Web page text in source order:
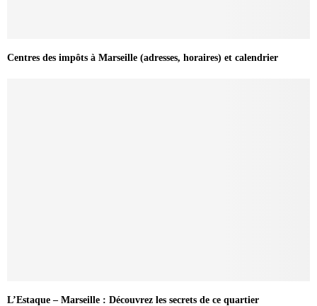
Centres des impôts à Marseille (adresses, horaires) et calendrier
L’Estaque – Marseille : Découvrez les secrets de ce quartier